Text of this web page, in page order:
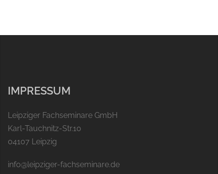
IMPRESSUM
Leipziger Fachseminare GmbH
Karl-Tauchnitz-Str.10
04107 Leipzig
info@leipziger-fachseminare.de